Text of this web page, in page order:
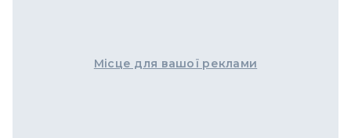
Місце для вашої реклами